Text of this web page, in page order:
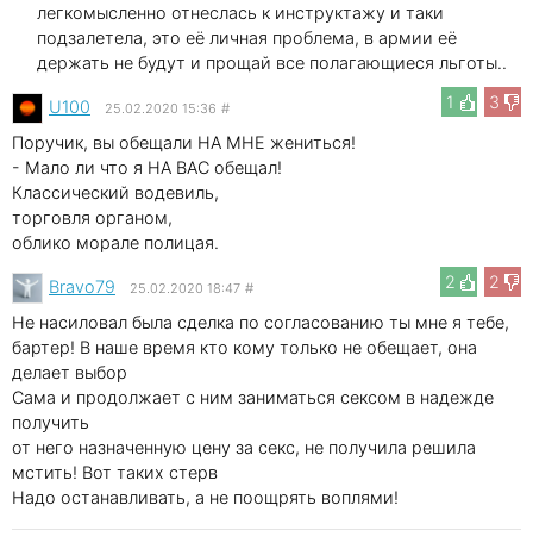
легкомысленно отнеслась к инструктажу и таки
подзалетела, это её личная проблема, в армии её
держать не будут и прощай все полагающиеся льготы..
1
3
U100 25.02.2020 15:36 #
Поручик, вы обещали НА МНЕ жениться!
- Мало ли что я НА ВАС обещал!
Классический водевиль,
торговля органом,
облико морале полицая.
2
2
Bravo79 25.02.2020 18:47 #
Не насиловал была сделка по согласованию ты мне я тебе,
бартер! В наше время кто кому только не обещает, она
делает выбор
Сама и продолжает с ним заниматься сексом в надежде
получить
от него назначенную цену за секс, не получила решила
мстить! Вот таких стерв
Надо останавливать, а не поощрять воплями!